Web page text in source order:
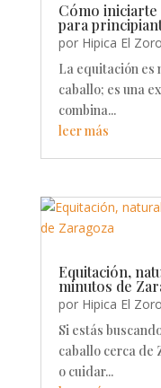
Cómo iniciarte
para
por Hipica El
La equitación es
caballo; es una
combina...
leer más
Equitación,
minutos de
por Hipica El
Si estás
caballo cerca de
o cuidar...